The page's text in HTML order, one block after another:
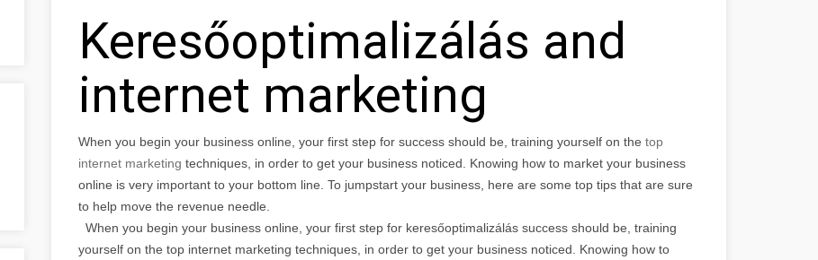
Keresőoptimalizálás and
internet marketing
When you begin your business online, your first step for success should be, training yourself on the top
internet marketing techniques, in order to get your business noticed. Knowing how to market your business
online is very important to your bottom line. To jumpstart your business, here are some top tips that are sure
to help move the revenue needle.
When you begin your business online, your first step for keresőoptimalizálás success should be, training
yourself on the top internet marketing techniques, in order to get your business noticed. Knowing how to